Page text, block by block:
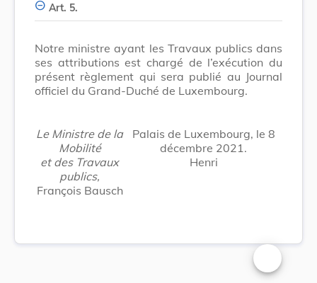
Art. 5.
Notre ministre ayant les Travaux publics dans
ses attributions est chargé de l’exécution du
présent règlement qui sera publié au Journal
officiel du Grand-Duché de Luxembourg.
Le Ministre de la
Mobilité
et des Travaux
publics,
François Bausch
Palais de Luxembourg, le 8
décembre 2021.
Henri
Changer la